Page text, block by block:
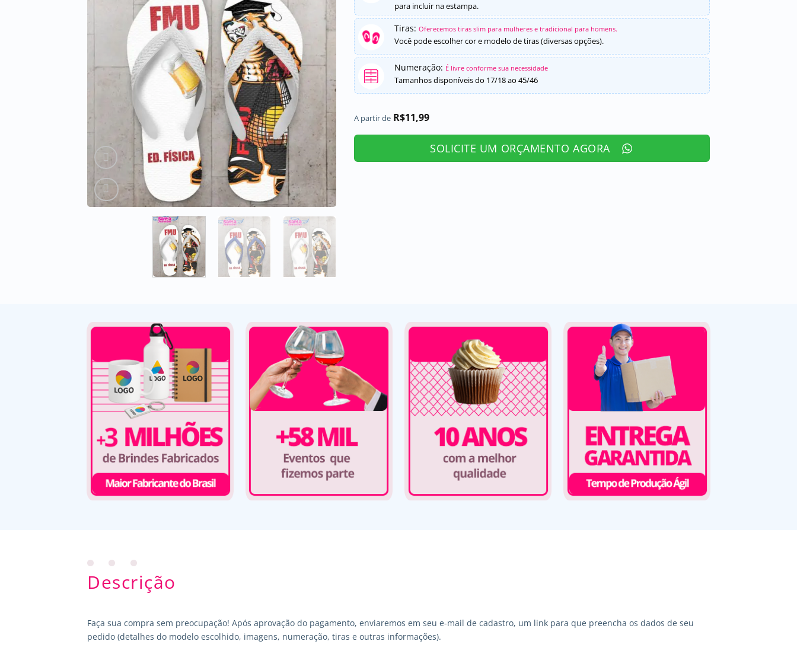
para incluir na estampa.
Tiras: Oferecemos tiras slim para mulheres e tradicional para homens.
Você pode escolher cor e modelo de tiras (diversas opções).
Numeração: É livre conforme sua necessidade
Tamanhos disponíveis do 17/18 ao 45/46
A partir de R$11,99
SOLICITE UM ORÇAMENTO AGORA
Descrição
Faça sua compra sem preocupação! Após aprovação do pagamento, enviaremos em seu e-mail de cadastro, um link para que preencha os dados de seu
pedido (detalhes do modelo escolhido, imagens, numeração, tiras e outras informações).